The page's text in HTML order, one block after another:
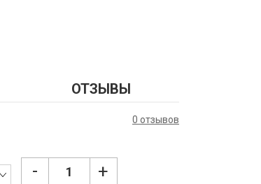
ОТЗЫВЫ
0 отзывов
- +